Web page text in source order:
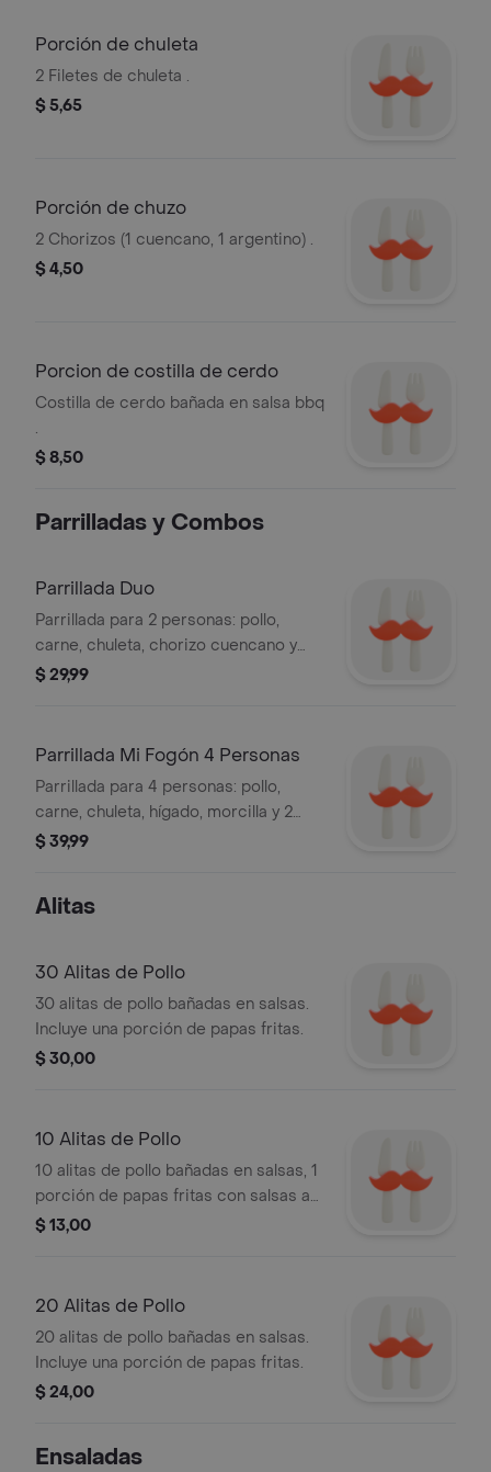
Porción de chuleta
2 Filetes de chuleta .
$ 5,65
Porción de chuzo
2 Chorizos (1 cuencano, 1 argentino) .
$ 4,50
Porcion de costilla de cerdo
Costilla de cerdo bañada en salsa bbq
.
$ 8,50
Parrilladas y Combos
Parrillada Duo
Parrillada para 2 personas: pollo,
carne, chuleta, chorizo cuencano y
morcilla; papa al horno como entrada
$ 29,99
Parrillada Mi Fogón 4 Personas
Parrillada para 4 personas: pollo,
carne, chuleta, hígado, morcilla y 2
chorizos cuencanos; papas a horno
$ 39,99
Alitas
30 Alitas de Pollo
30 alitas de pollo bañadas en salsas.
Incluye una porción de papas fritas.
$ 30,00
10 Alitas de Pollo
10 alitas de pollo bañadas en salsas, 1
porción de papas fritas con salsas a
elegir.
$ 13,00
20 Alitas de Pollo
20 alitas de pollo bañadas en salsas.
Incluye una porción de papas fritas.
$ 24,00
Ensaladas